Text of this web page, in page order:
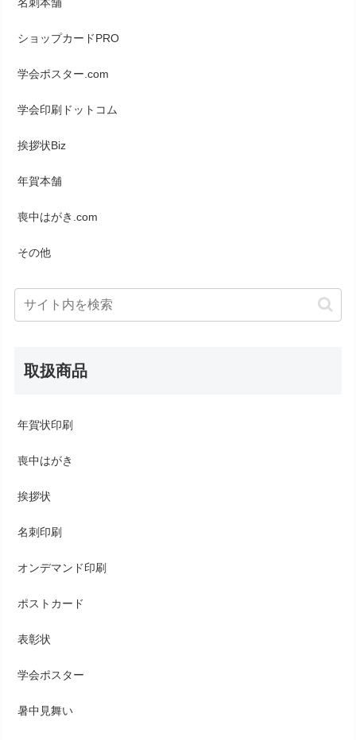
ショップカードPRO
学会ポスター.com
学会印刷ドットコム
挨拶状Biz
年賀本舗
喪中はがき.com
その他
取扱商品
年賀状印刷
喪中はがき
挨拶状
名刺印刷
オンデマンド印刷
ポストカード
表彰状
学会ポスター
暑中見舞い